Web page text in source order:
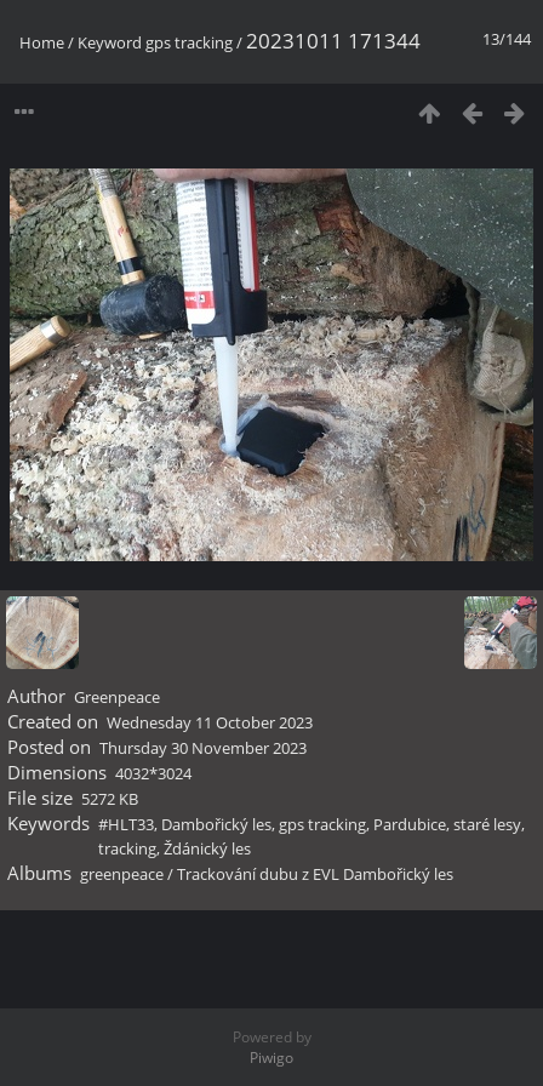
13/144
Home/ Keyword gps tracking/20231011 171344
Author Greenpeace
Created on Wednesday 11 October 2023
Posted on Thursday 30 November 2023
Dimensions 4032*3024
File size 5272 KB
Keywords #HLT33, Dambořický les, gps tracking, Pardubice,staré lesy,
tracking,Ždánický les
Albums greenpeace/Trackování dubu z EVL Dambořický les
Powered by
Piwigo